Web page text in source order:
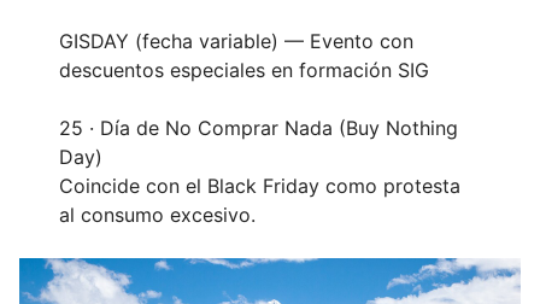
GISDAY (fecha variable) — Evento con
descuentos especiales en formación SIG
25 · Día de No Comprar Nada (Buy Nothing
Day)
Coincide con el Black Friday como protesta
al consumo excesivo.